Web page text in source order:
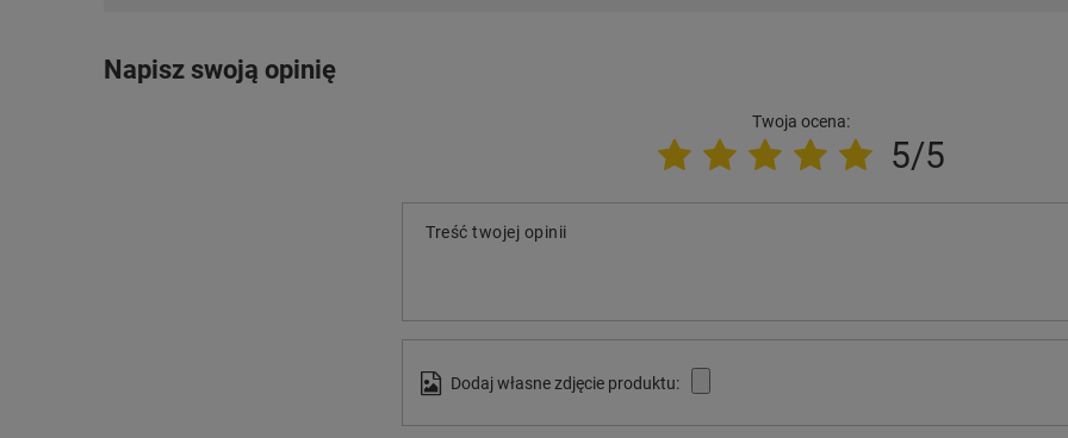
Napisz swoją opinię
Twoja ocena:
5/5
Treść twojej opinii
Dodaj własne zdjęcie produktu: